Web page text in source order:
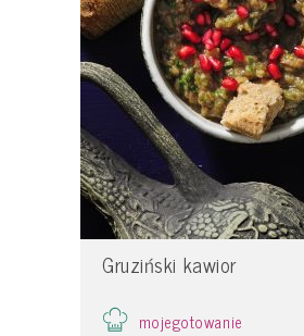
Gruziński kawior
mojegotowanie